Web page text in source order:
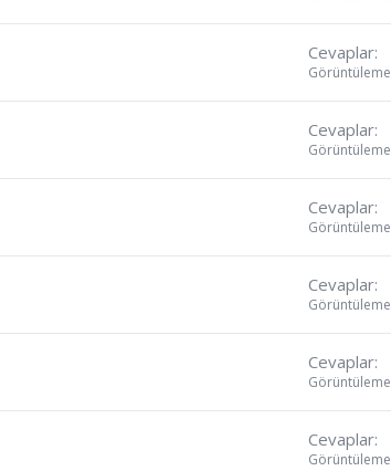
Cevaplar
Görüntüleme
Cevaplar
Görüntüleme
Cevaplar
Görüntüleme
Cevaplar
Görüntüleme
Cevaplar
Görüntüleme
Cevaplar
Görüntüleme